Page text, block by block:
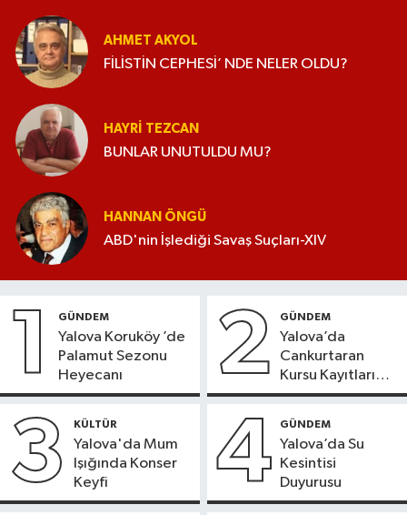
AHMET AKYOL
FİLİSTİN CEPHESİ’ NDE NELER OLDU?
HAYRI TEZCAN
BUNLAR UNUTULDU MU?
HANNAN ÖNGÜ
ABD'nin İşlediği Savaş Suçları-XIV
1 GÜNDEM
Yalova Koruköy ’de
Palamut Sezonu
Heyecanı
2 GÜNDEM
Yalova’da
Cankurtaran
Kursu Kayıtları
Başladı
3 KÜLTÜR
Yalova'da Mum
Işığında Konser
Keyfi
4 GÜNDEM
Yalova’da Su
Kesintisi
Duyurusu